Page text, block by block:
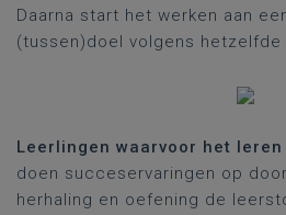
Daarna start het werken aan
(tussen)doel volgens hetzelfde
Leerlingen waarvoor het
doen succeservaringen op
herhaling en oefening de